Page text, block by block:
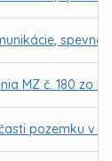
MZ č. 180 zo
pozemku v